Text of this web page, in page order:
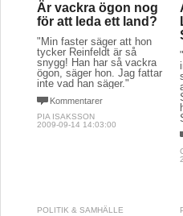
Är vackra ögon nog
för att leda ett land?
"Min faster säger att hon
tycker Reinfeldt är så
snygg! Han har så vackra
ögon, säger hon. Jag fattar
inte vad han säger."
Kommentarer
PIA ISAKSSON
2009-09-14 14:03:00
POLITIK & SAMHÄLLE